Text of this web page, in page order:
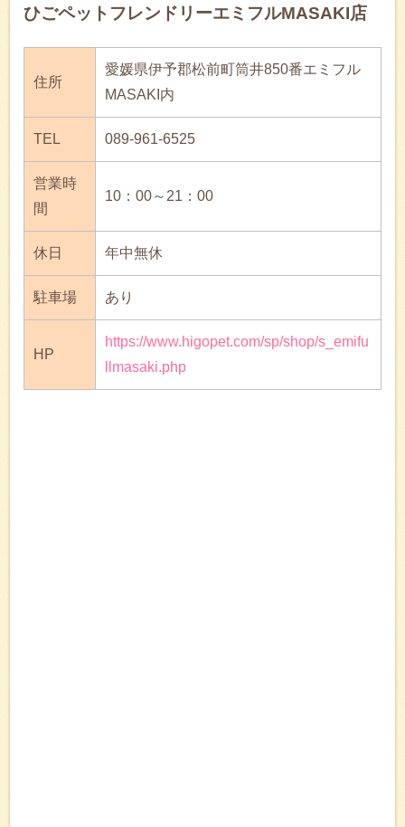
ひごペットフレンドリーエミフルMASAKI店
住所
愛媛県伊予郡松前町筒井850番エミフル
MASAKI内
TEL 089-961-6525
営業時
間
10：00～21：00
休日 年中無休
駐車場 あり
HP
https://www.higopet.com/sp/shop/s_emifu
llmasaki.php